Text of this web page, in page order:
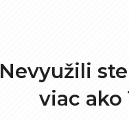
Nevyužili
viac ako